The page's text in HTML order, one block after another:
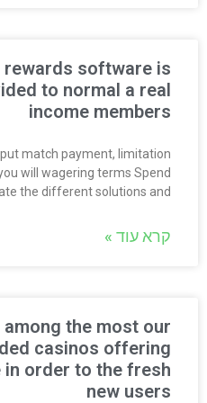
rewards software is
to normal a real
income members
match payment, limitation
will wagering terms Spend
the different solutions and
קרא עוד »
the most our
casinos offering
in order to the fresh
new users